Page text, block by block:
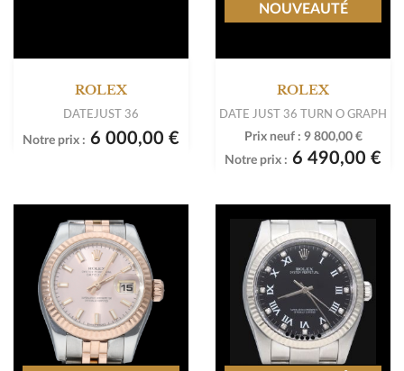
ROLEX
DATEJUST 36
Notre prix : 6 000,00 €
ROLEX
DATE JUST 36 TURN O GRAPH
Prix neuf : 9 800,00 €
Notre prix : 6 490,00 €
NOUVEAUTÉ